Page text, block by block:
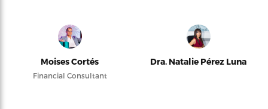
Moises Cortés
Financial Consultant
Dra. Natalie Pérez Luna